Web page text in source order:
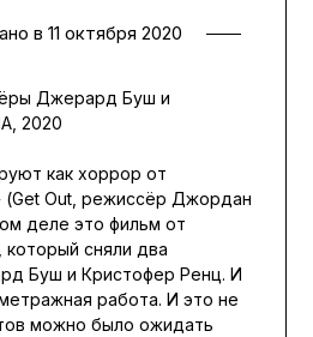
в 11 октября 2020
Джерард Буш и
2020
как хоррор от
(Get Out, режиссёр Джордан
деле это фильм от
сняли два
Буш и Кристофер Ренц. И
работа. И это не
можно было ожидать